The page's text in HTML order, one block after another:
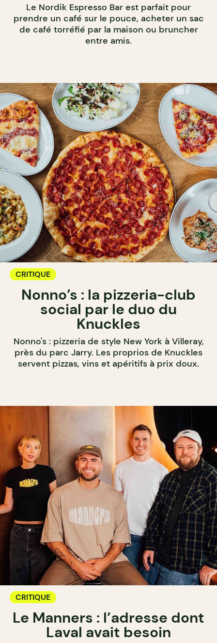
Le Nordik Espresso Bar est parfait pour
prendre un café sur le pouce, acheter un sac
de café torréfié par la maison ou bruncher
entre amis.
CRITIQUE
Nonno’s : la pizzeria-club
social par le duo du
Knuckles
Nonno's : pizzeria de style New York à Villeray,
près du parc Jarry. Les proprios de Knuckles
servent pizzas, vins et apéritifs à prix doux.
CRITIQUE
Le Manners : l’adresse dont
Laval avait besoin